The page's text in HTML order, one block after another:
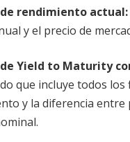
rendimiento actual:
y el precio de
Yield to Maturity
que incluye todos los
y la diferencia entre